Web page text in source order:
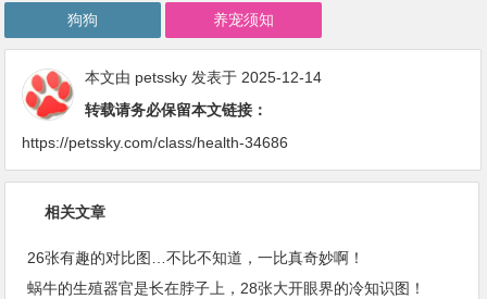
狗狗 养宠须知
本文由 petssky 发表于 2025-12-14
转载请务必保留本文链接：
https://petssky.com/class/health-34686
相关文章
26张有趣的对比图…不比不知道，一比真奇妙啊！
蜗牛的生殖器官是长在脖子上，28张大开眼界的冷知识图！